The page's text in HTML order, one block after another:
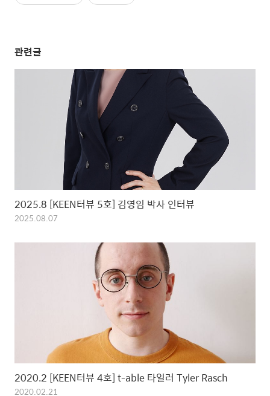
관련글
2025.8 [KEEN터뷰 5호] 김영임 박사 인터뷰
2025.08.07
2020.2 [KEEN터뷰 4호] t-able 타일러 Tyler Rasch
2020.02.21